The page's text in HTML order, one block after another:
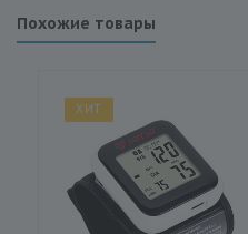
Похожие товары
ХИТ